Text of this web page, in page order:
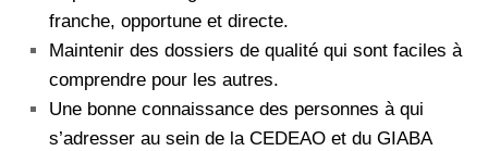
franche, opportune et directe.
Maintenir des dossiers de qualité qui sont faciles à
comprendre pour les autres.
Une bonne connaissance des personnes à qui
s’adresser au sein de la CEDEAO et du GIABA